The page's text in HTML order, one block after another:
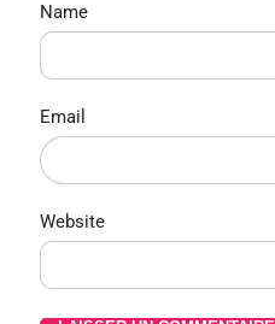
Name
Email
Website